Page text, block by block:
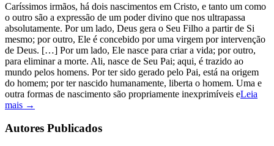
Caríssimos irmãos, há dois nascimentos em Cristo, e tanto um como
o outro são a expressão de um poder divino que nos ultrapassa
absolutamente. Por um lado, Deus gera o Seu Filho a partir de Si
mesmo; por outro, Ele é concebido por uma virgem por intervenção
de Deus. […] Por um lado, Ele nasce para criar a vida; por outro,
para eliminar a morte. Ali, nasce de Seu Pai; aqui, é trazido ao
mundo pelos homens. Por ter sido gerado pelo Pai, está na origem
do homem; por ter nascido humanamente, liberta o homem. Uma e
outra formas de nascimento são propriamente inexprimíveis eLeia
mais →
Autores Publicados